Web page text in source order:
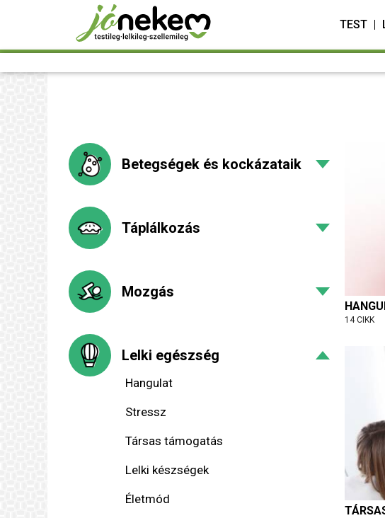
TEST
Betegségek és kockázataik
Táplálkozás
Mozgás
Lelki egészség
Hangulat
Stressz
Társas támogatás
Lelki készségek
Életmód
14 CIKK